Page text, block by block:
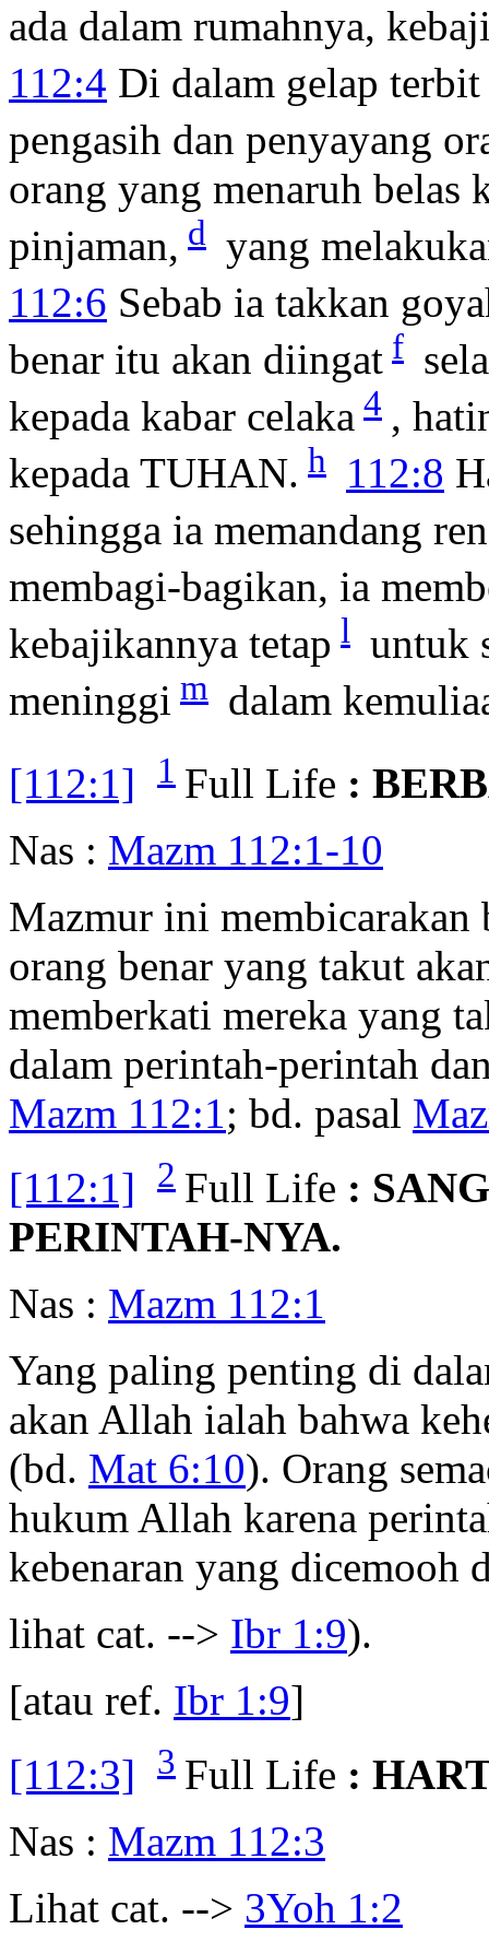
ada dalam rumahnya,
112:4 Di dalam gelap terbit
pengasih dan penyayang
orang yang menaruh belas
pinjaman, d yang
112:6 Sebab ia takkan
benar itu akan diingat f
kepada kabar celaka 4 ,
kepada TUHAN. h 112:8
sehingga ia memandang
membagi-bagikan, ia
kebajikannya tetap l untuk
meninggi m dalam
[112:1]
1 Full Life :
Nas : Mazm 112:1-10
Mazmur ini membicarakan
orang benar yang takut
memberkati mereka yang
dalam perintah-perintah
Mazm 112:1; bd. pasal
[112:1]
2 Full Life :
PERINTAH-NYA.
Nas : Mazm 112:1
Yang paling penting di
akan Allah ialah bahwa
(bd. Mat 6:10). Orang
hukum Allah karena
kebenaran yang dicemooh
lihat cat. --> Ibr 1:9).
[atau ref. Ibr 1:9]
[112:3]
3 Full Life :
Nas : Mazm 112:3
Lihat cat. --> 3Yoh 1:2